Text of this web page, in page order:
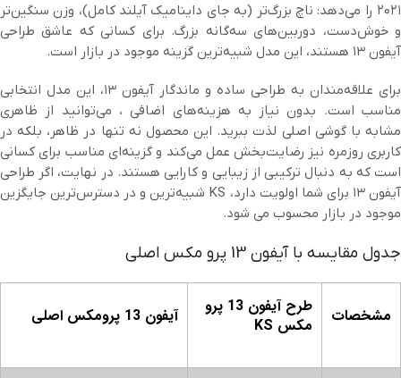
۲۰۲۱ را می‌دهد: ناچ بزرگ‌تر (به جای داینامیک آیلند کامل)، وزن سنگین‌تر
و خوش‌دست، دوربین‌های سه‌گانه بزرگ. برای کسانی که عاشق طراحی
آیفون ۱۳ هستند، این مدل شبیه‌ترین گزینه موجود در بازار است.
برای علاقه‌مندان به طراحی ساده و ماندگار آیفون ۱۳، این مدل انتخابی
مناسب است. بدون نیاز به هزینه‌های اضافی ، می‌توانید از ظاهری
مشابه با گوشی اصلی لذت ببرید. این محصول نه تنها در ظاهر، بلکه در
کاربری روزمره نیز رضایت‌بخش عمل می‌کند و گزینه‌ای مناسب برای کسانی
است که به دنبال ترکیبی از زیبایی و کارایی هستند. در نهایت، اگر طراحی
آیفون ۱۳ برای شما اولویت دارد، KS شبیه‌ترین و در دسترس‌ترین جایگزین
موجود در بازار محسوب می شود.
جدول مقایسه با آیفون 13 پرو مکس اصلی
مشخصات
طرح آیفون 13 پرو
مکس KS
آیفون 13 پرومکس اصلی